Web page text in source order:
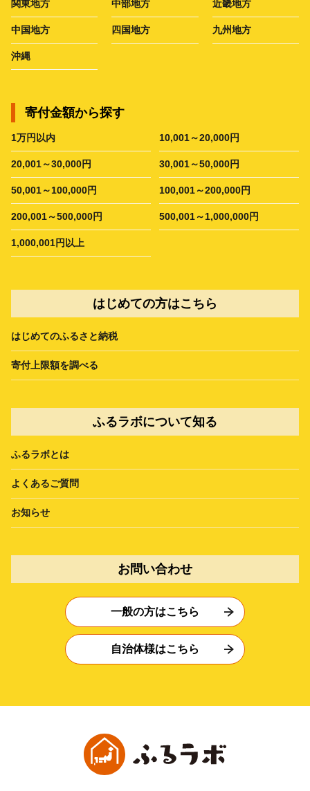
関東地方 中部地方 近畿地方
中国地方 四国地方 九州地方
沖縄
寄付金額から探す
1万円以内 10,001～20,000円
20,001～30,000円 30,001～50,000円
50,001～100,000円 100,001～200,000円
200,001～500,000円 500,001～1,000,000円
1,000,001円以上
はじめての方はこちら
はじめてのふるさと納税
寄付上限額を調べる
ふるラボについて知る
ふるラボとは
よくあるご質問
お知らせ
お問い合わせ
一般の方はこちら
自治体様はこちら